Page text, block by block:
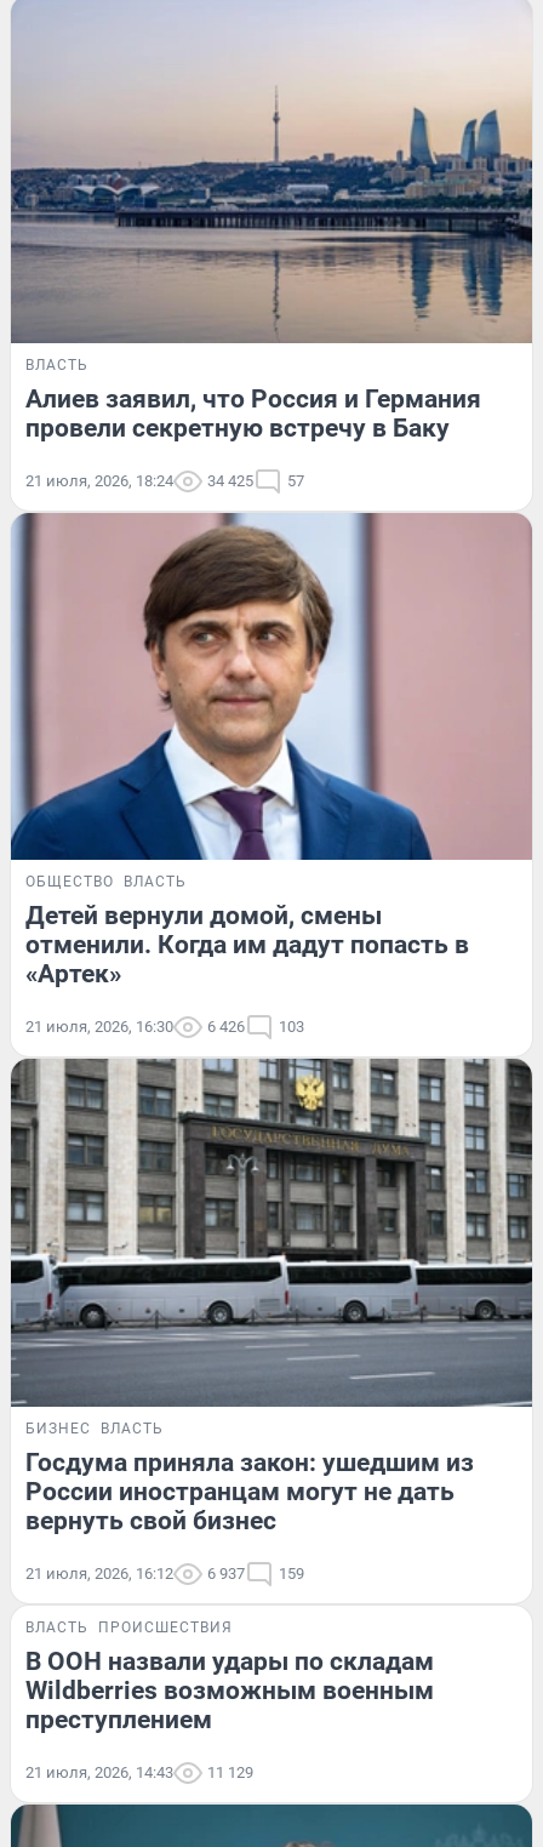
ВЛАСТЬ
Алиев заявил, что Россия и Германия
провели секретную встречу в Баку
21 июля, 2026, 18:24 34 425 57
ОБЩЕСТВО ВЛАСТЬ
Детей вернули домой, смены
отменили. Когда им дадут попасть в
«Артек»
21 июля, 2026, 16:30 6 426 103
БИЗНЕС ВЛАСТЬ
Госдума приняла закон: ушедшим из
России иностранцам могут не дать
вернуть свой бизнес
21 июля, 2026, 16:12 6 937 159
ВЛАСТЬ ПРОИСШЕСТВИЯ
В ООН назвали удары по складам
Wildberries возможным военным
преступлением
21 июля, 2026, 14:43 11 129